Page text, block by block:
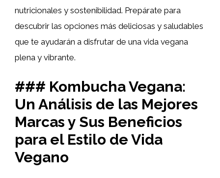
nutricionales y sostenibilidad. Prepárate para
descubrir las opciones más deliciosas y saludables
que te ayudarán a disfrutar de una vida vegana
plena y vibrante.
### Kombucha Vegana:
Un Análisis de las Mejores
Marcas y Sus Beneficios
para el Estilo de Vida
Vegano